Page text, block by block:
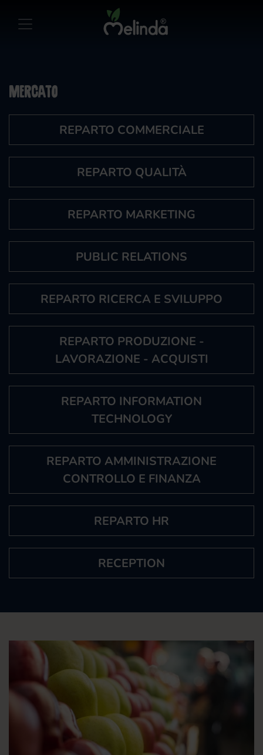
Mercato
REPARTO COMMERCIALE
REPARTO QUALITÀ
REPARTO MARKETING
PUBLIC RELATIONS
REPARTO RICERCA E SVILUPPO
REPARTO PRODUZIONE -
LAVORAZIONE - ACQUISTI
REPARTO INFORMATION
TECHNOLOGY
REPARTO AMMINISTRAZIONE
CONTROLLO E FINANZA
REPARTO HR
RECEPTION